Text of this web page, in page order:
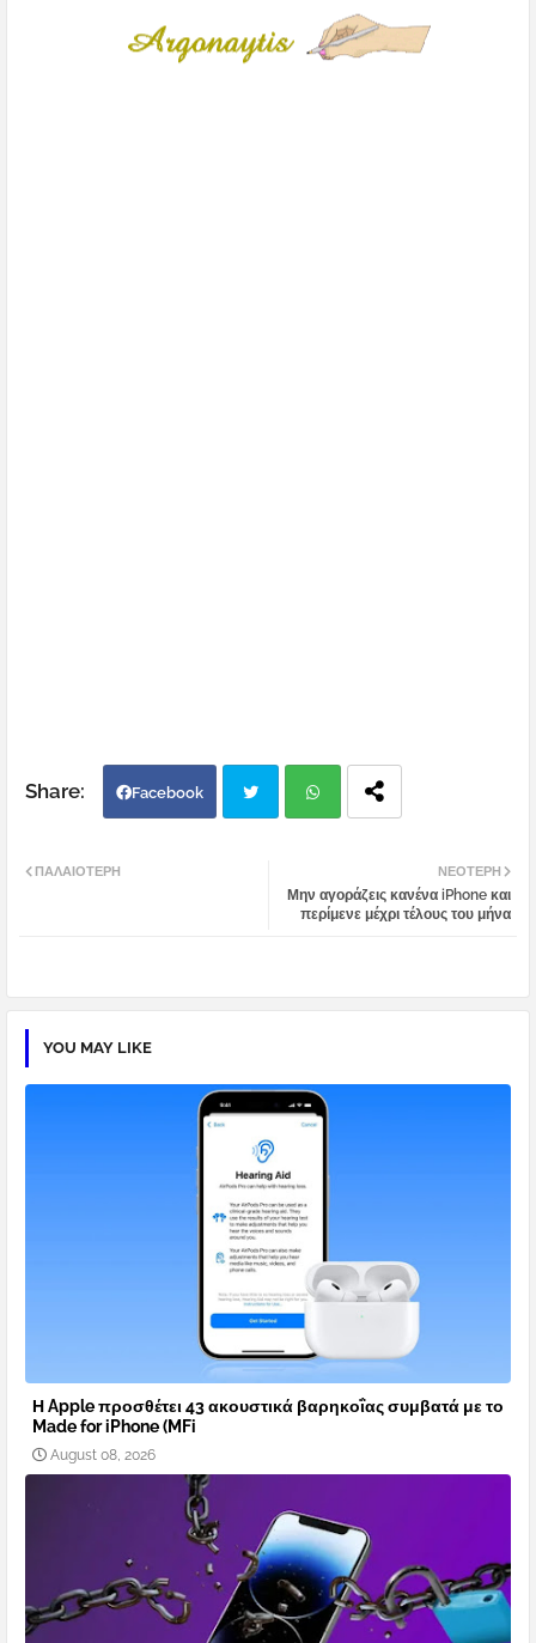
Facebook
atsa
ΝΕΌΤΕΡΗ
Μην αγοράζεις κανένα iPhone και
περίμενε μέχρι τέλους του μήνα
ΠΑΛΑΙΌΤΕΡΗ
YOU MAY LIKE
Η Apple προσθέτει 43 ακουστικά βαρηκοΐας συμβατά με το
Made for iPhone (MFi
August 08, 2026